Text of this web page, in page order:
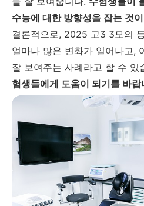
수능에 대한 방향성을 잡는 것
결론적으로, 2025 고3 3모의
얼마나 많은 변화가 일어나고,
잘 보여주는 사례라고 할 수 있
험생들에게 도움이 되기를 바랍